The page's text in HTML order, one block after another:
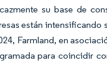
su base de
están intensificando
Farmland, en
para coincidir